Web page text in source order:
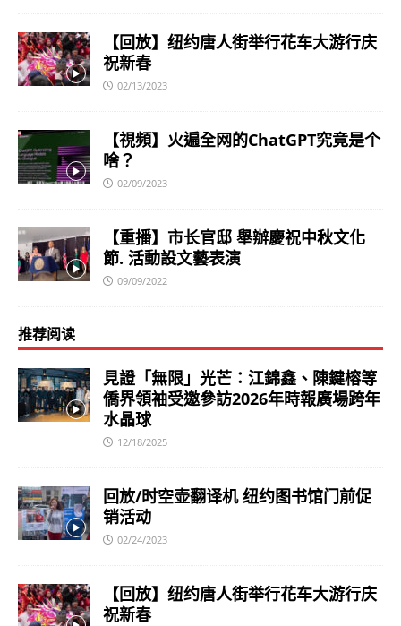
【回放】纽约唐人街举行花车大游行庆
祝新春
02/13/2023
【視頻】火遍全网的ChatGPT究竟是个
啥？
02/09/2023
【重播】市长官邸 舉辦慶祝中秋文化
節. 活動設文藝表演
09/09/2022
推荐阅读
見證「無限」光芒：江錦鑫、陳鍵榕等
僑界領袖受邀參訪2026年時報廣場跨年
水晶球
12/18/2025
回放/时空壶翻译机 纽约图书馆门前促
销活动
02/24/2023
【回放】纽约唐人街举行花车大游行庆
祝新春